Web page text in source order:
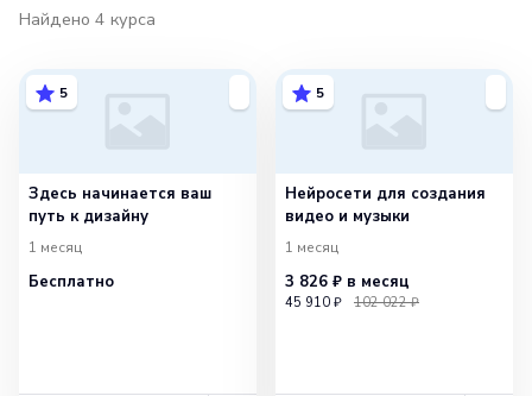
полезен как для личного развития, так
Найдено 4 курса
5
Здесь начинается ваш
путь к дизайну
1 месяц
Бесплатно
5
Нейросети для создания
видео и музыки
1 месяц
3 826 ₽ в месяц
45 910 ₽ 102 022 ₽